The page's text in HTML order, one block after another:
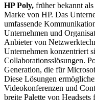
HP Poly, früher bekannt als
Marke von HP. Das
umfassende
Unternehmen und
Anbieter von
Unternehmen konzentriert
Collaborationsslösungen.
Generation, die für
Diese Lösungen
Videokonferenzen und
breite Palette von